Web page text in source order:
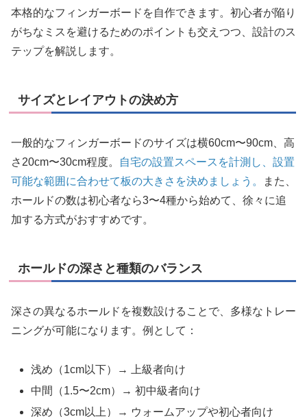
本格的なフィンガーボードを自作できます。初心者が陥り
がちなミスを避けるためのポイントも交えつつ、設計のス
テップを解説します。
サイズとレイアウトの決め方
一般的なフィンガーボードのサイズは横60cm〜90cm、高
さ20cm〜30cm程度。
自宅の設置スペースを計測し、設置
可能な範囲に合わせて板の大きさを決めましょう。
また、
ホールドの数は初心者なら3〜4種から始めて、徐々に追
加する方式がおすすめです。
ホールドの深さと種類のバランス
深さの異なるホールドを複数設けることで、多様なトレー
ニングが可能になります。例として：
浅め（1cm以下）→ 上級者向け
中間（1.5〜2cm）→ 初中級者向け
深め（3cm以上）→ ウォームアップや初心者向け